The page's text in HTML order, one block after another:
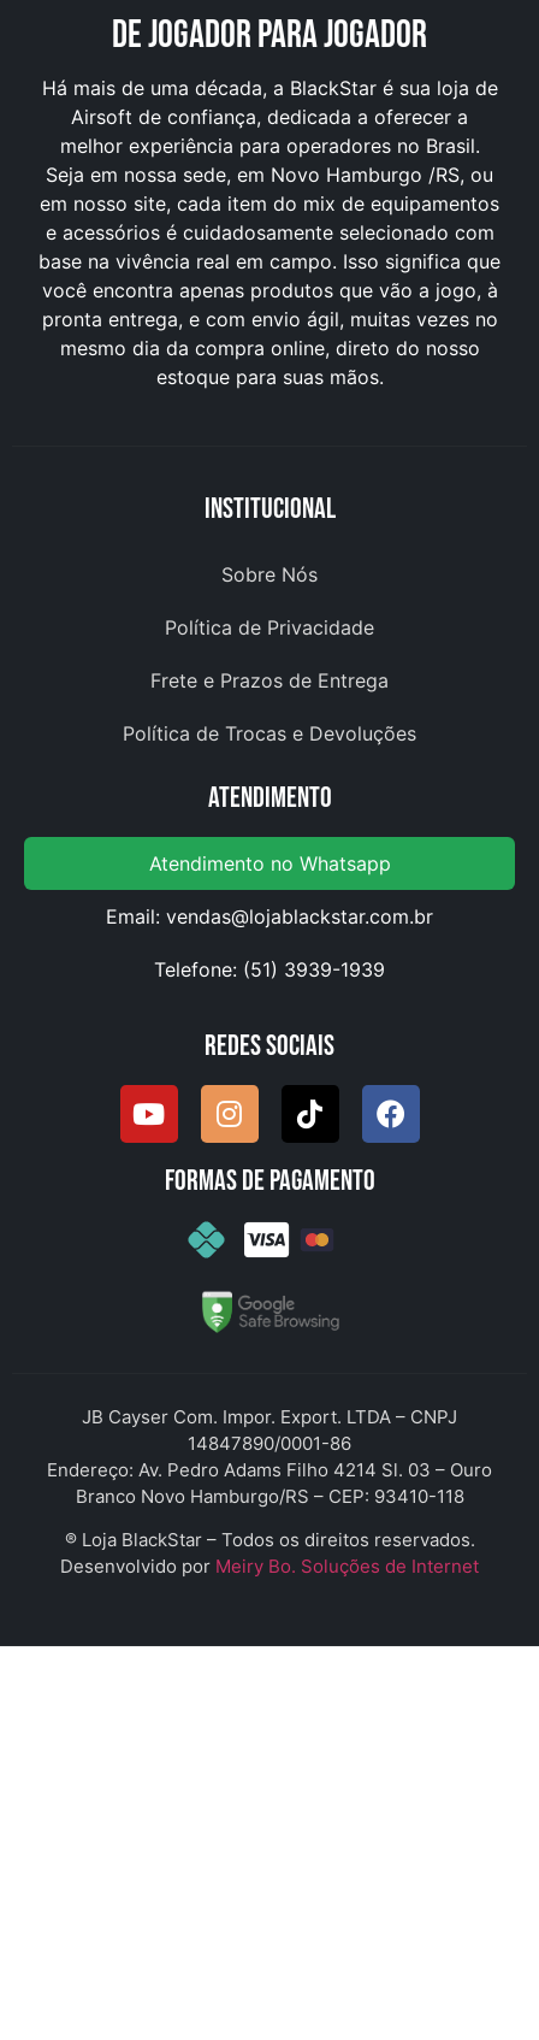
DE JOGADOR PARA JOGADOR
Há mais de uma década, a BlackStar é sua loja de
Airsoft de confiança, dedicada a oferecer a
melhor experiência para operadores no Brasil.
Seja em nossa sede, em Novo Hamburgo /RS, ou
em nosso site, cada item do mix de equipamentos
e acessórios é cuidadosamente selecionado com
base na vivência real em campo. Isso significa que
você encontra apenas produtos que vão a jogo, à
pronta entrega, e com envio ágil, muitas vezes no
mesmo dia da compra online, direto do nosso
estoque para suas mãos.
Institucional
Sobre Nós
Política de Privacidade
Frete e Prazos de Entrega
Política de Trocas e Devoluções
Atendimento
Atendimento no Whatsapp
Email: vendas@lojablackstar.com.br
Telefone: (51) 3939-1939
Redes Sociais
Formas de pagamento
JB Cayser Com. Impor. Export. LTDA – CNPJ
14847890/0001-86
Endereço: Av. Pedro Adams Filho 4214 Sl. 03 – Ouro
Branco Novo Hamburgo/RS – CEP: 93410-118
® Loja BlackStar – Todos os direitos reservados.
Desenvolvido por Meiry Bo. Soluções de Internet